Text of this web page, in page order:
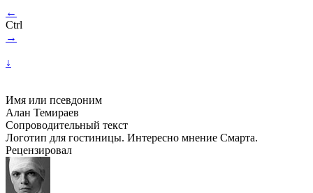
←
Ctrl
→
↓
Имя или псевдоним
Алан Темираев
Сопроводительный текст
Логотип для гостиницы. Интересно мнение Смарта.
Рецензировал